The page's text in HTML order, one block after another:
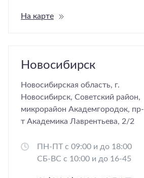
На карте
Новосибирск
Новосибирская область, г.
Новосибирск, Советский район,
микрорайон Академгородок, пр-
т Академика Лаврентьева, 2/2
ПН-ПТ с 09:00 и до 18:00
СБ-ВС с 10:00 и до 16-45